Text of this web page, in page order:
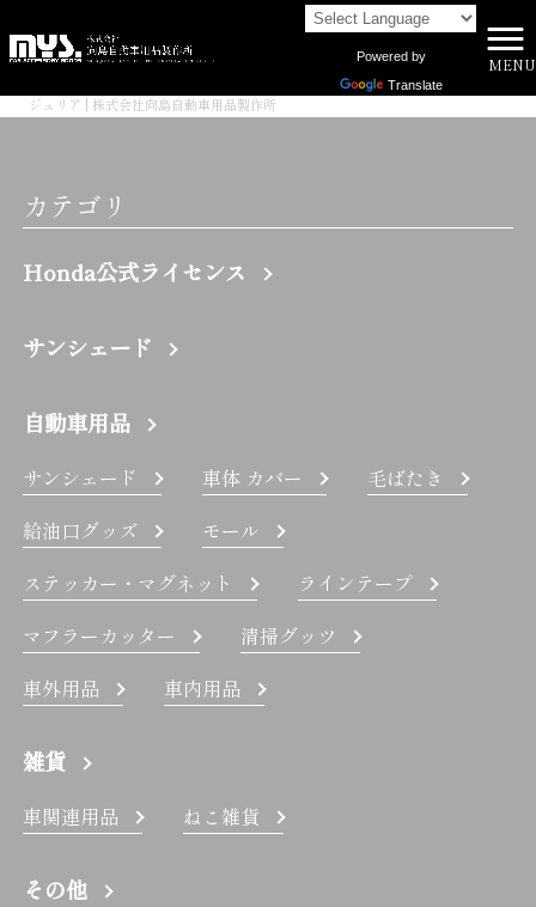
Powered by
Translate
MENU
ジュリア | 株式会社向島自動車用品製作所
カテゴリ
Honda公式ライセンス
サンシェード
自動車用品
サンシェード 車体 カバー
毛ばたき
給油口グッズ
モール
ステッカー・マグネット
ラインテープ
マフラーカッター
清掃グッツ
車外用品
車内用品
雑貨
車関連用品 ねこ雑貨
その他